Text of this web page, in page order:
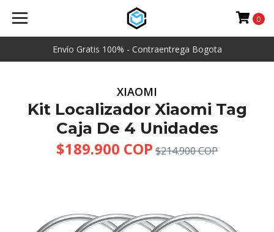
Envío Gratis 100% - Contraentrega Bogota
0
XIAOMI
Kit Localizador Xiaomi Tag
Caja De 4 Unidades
$189.900 COP $214.900 COP